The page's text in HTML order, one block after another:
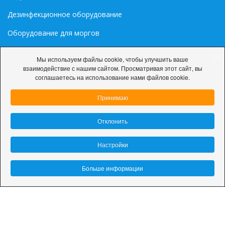
Мы используем файлы cookie, чтобы улучшить ваше
взаимодействие с нашим сайтом. Просматривая этот сайт, вы
соглашаетесь на использование нами файлов cookie.
Принимаю
Отклонить
Настройки
Больше информации
Дезинфекционное оборудование
Оборудование для моргов
Палитра цветов RAL
© 2026 ООО «ДарниЛюкС»
Политика конфиденциальности
Настройки cookie
Разработка сайта:site-support.by